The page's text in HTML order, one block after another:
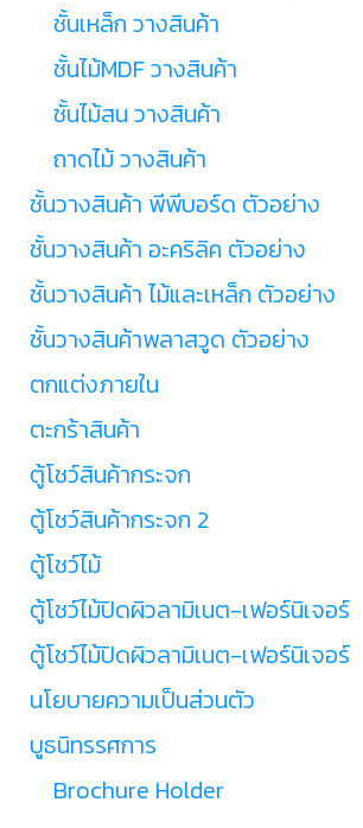
ชั้นเหล็ก วางสินค้า
ชั้นไม้MDF วางสินค้า
ชั้นไม้สน วางสินค้า
ถาดไม้ วางสินค้า
ชั้นวางสินค้า พีพีบอร์ด ตัวอย่าง
ชั้นวางสินค้า อะคริลิค ตัวอย่าง
ชั้นวางสินค้า ไม้และเหล็ก ตัวอย่าง
ชั้นวางสินค้าพลาสวูด ตัวอย่าง
ตกแต่งภายใน
ตะกร้าสินค้า
ตู้โชว์สินค้ากระจก
ตู้โชว์สินค้ากระจก 2
ตู้โชว์ไม้
ตู้โชว์ไม้ปิดผิวลามิเนต-เฟอร์นิเจอร์
ตู้โชว์ไม้ปิดผิวลามิเนต-เฟอร์นิเจอร์
นโยบายความเป็นส่วนตัว
บูธนิทรรศการ
Brochure Holder